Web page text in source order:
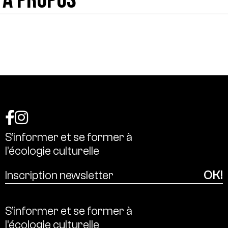
S’informer et se former à
l’écologie culturelle
S’informer et se former à
l’écologie culturelle